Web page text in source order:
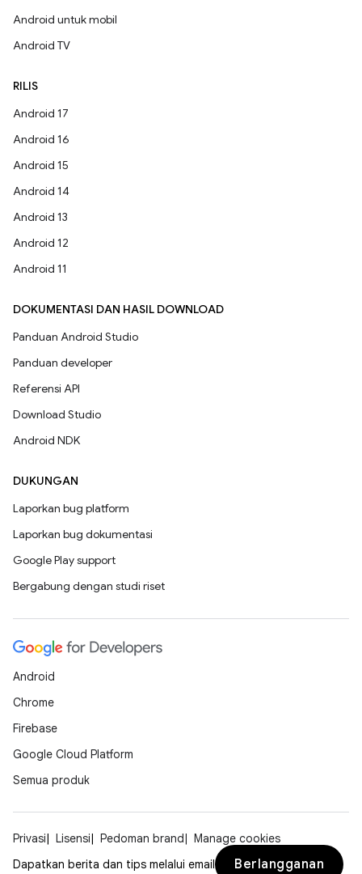
Android untuk mobil
Android TV
RILIS
Android 17
Android 16
Android 15
Android 14
Android 13
Android 12
Android 11
DOKUMENTASI DAN HASIL DOWNLOAD
Panduan Android Studio
Panduan developer
Referensi API
Download Studio
Android NDK
DUKUNGAN
Laporkan bug platform
Laporkan bug dokumentasi
Google Play support
Bergabung dengan studi riset
Android
Chrome
Firebase
Google Cloud Platform
Semua produk
Privasi Lisensi Pedoman brand
Manage cookies
Dapatkan berita dan tips melalui email
Berlangganan